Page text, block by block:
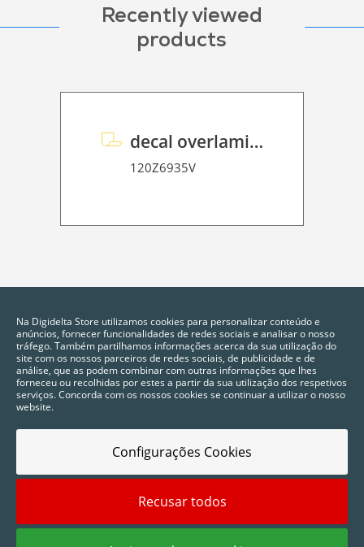
Recently viewed
products
decal overlaminate P HT 200 FloorGraphic
120Z6935V
2025 © Digidelta Store - Think Green. Todos os direitos reservados.
Na Digidelta Store utilizamos cookies para personalizar conteúdo e
anúncios, fornecer funcionalidades de redes sociais e analisar o nosso
tráfego. Também partilhamos informações acerca da sua utilização do
site com os nossos parceiros de redes sociais, de publicidade e de
análise, que as podem combinar com outras informações que lhes
forneceu ou recolhidas por estes a partir da sua utilização dos respetivos
serviços. Concorda com os nossos cookies se continuar a utilizar o nosso
website.
Configurações Cookies
Recusar todos